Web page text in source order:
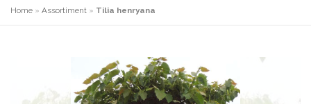
Home » Assortiment » Tilia henryana